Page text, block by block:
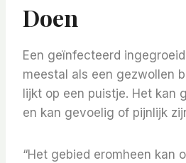
Doen
Een geïnfecteerd
meestal als een gezwollen
lijkt op een puistje. Het kan
en kan gevoelig of pijnlijk
“Het gebied eromheen kan